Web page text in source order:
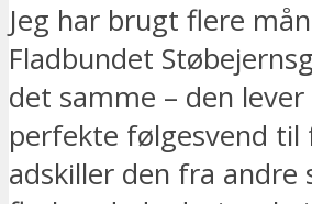
Jeg har brugt flere
Fladbundet
det samme – den
perfekte følgesvend
adskiller den fra andre